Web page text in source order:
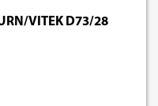
VITEK D73/28